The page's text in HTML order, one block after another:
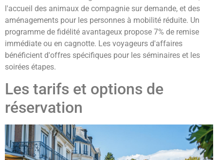
l'accueil des animaux de compagnie sur demande, et des
aménagements pour les personnes à mobilité réduite. Un
programme de fidélité avantageux propose 7% de remise
immédiate ou en cagnotte. Les voyageurs d'affaires
bénéficient d'offres spécifiques pour les séminaires et les
soirées étapes.
Les tarifs et options de
réservation